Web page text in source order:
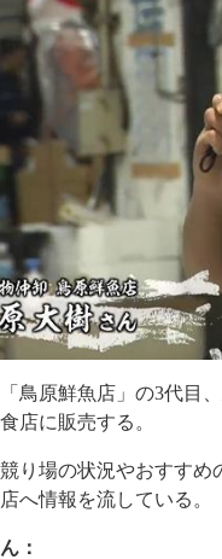
鳥原鮮魚店」の3代目
店に販売する。
り場の状況やおすす
へ情報を流している。
：